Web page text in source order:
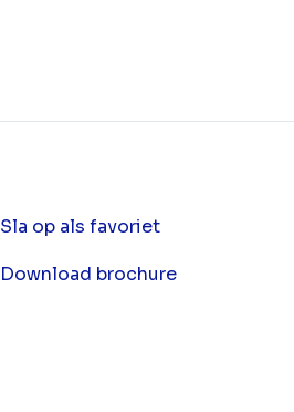
Sla op als favoriet
Download brochure